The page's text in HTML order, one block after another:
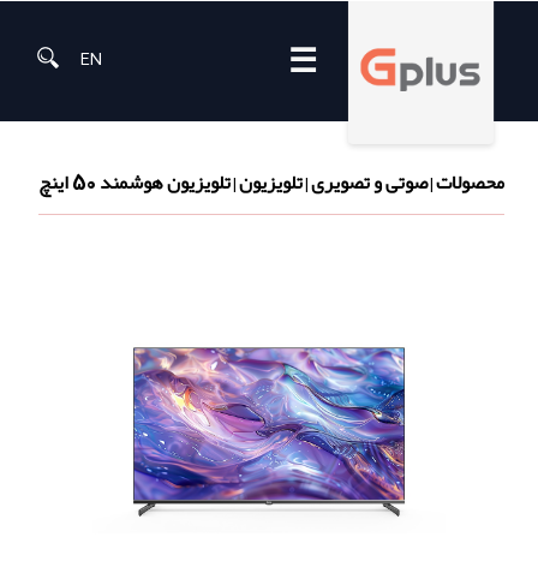
☰
EN
محصولات|صوتی و تصویری|تلویزیون|تلویزیون هوشمند 50 اینچ